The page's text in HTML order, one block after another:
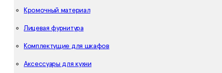
Кромочный материал
Лицевая фурнитура
Комплектущие для шкафов
Аксессуары для кухни